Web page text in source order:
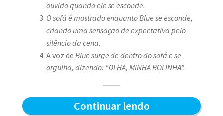
ouvido quando ele se esconde.
O sofá é mostrado enquanto Blue se esconde,
criando uma sensação de expectativa pelo
silêncio da cena.
A voz de Blue surge de dentro do sofá e se
orgulha, dizendo: “OLHA, MINHA BOLINHA”.
Continuar lendoEscondido